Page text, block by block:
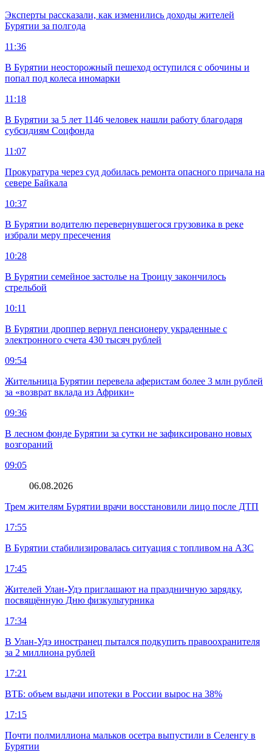
Эксперты рассказали, как изменились доходы жителей
Бурятии за полгода
11:36
В Бурятии неосторожный пешеход оступился с обочины и
попал под колеса иномарки
11:18
В Бурятии за 5 лет 1146 человек нашли работу благодаря
субсидиям Соцфонда
11:07
Прокуратура через суд добилась ремонта опасного причала на
севере Байкала
10:37
В Бурятии водителю перевернувшегося грузовика в реке
избрали меру пресечения
10:28
В Бурятии семейное застолье на Троицу закончилось
стрельбой
10:11
В Бурятии дроппер вернул пенсионеру украденные с
электронного счета 430 тысяч рублей
09:54
Жительница Бурятии перевела аферистам более 3 млн рублей
за «возврат вклада из Африки»
09:36
В лесном фонде Бурятии за сутки не зафиксировано новых
возгораний
09:05
06.08.2026
Трем жителям Бурятии врачи восстановили лицо после ДТП
17:55
В Бурятии стабилизировалась ситуация с топливом на АЗС
17:45
Жителей Улан-Удэ приглашают на праздничную зарядку,
посвящённую Дню физкультурника
17:34
В Улан-Удэ иностранец пытался подкупить правоохранителя
за 2 миллиона рублей
17:21
ВТБ: объем выдачи ипотеки в России вырос на 38%
17:15
Почти полмиллиона мальков осетра выпустили в Селенгу в
Бурятии